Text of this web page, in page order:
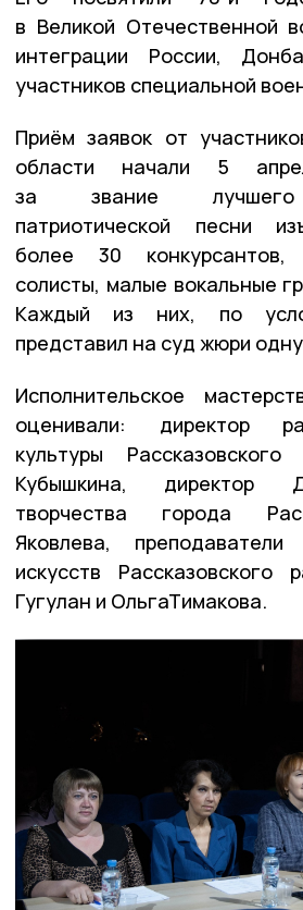
в Великой Отечественной
интеграции России,
участников специальной
Приём заявок от
области начали 5
за звание лучшего
патриотической песни
более 30
солисты, малые вокальные
Каждый из них, по
представил на суд жюри
Исполнительское
оценивали: директор
культуры
Кубышкина, директор
творчества города
Яковлева,
искусств Рассказовского
Гугулан и ОльгаТимакова.